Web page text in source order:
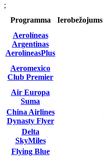
;
Programma
Ierobežojums
Aerolíneas
Argentinas
AerolíneasPlus
Aeromexico
Club Premier
Air Europa
Suma
China Airlines
Dynasty Flyer
Delta
SkyMiles
Flying Blue